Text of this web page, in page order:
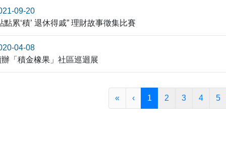
09-20
點累‘積’ 退休得戚” 理財故事徵集比賽
04-08
辦「積金橡果」社區巡迴展
« ‹ 1 2 3 4 5